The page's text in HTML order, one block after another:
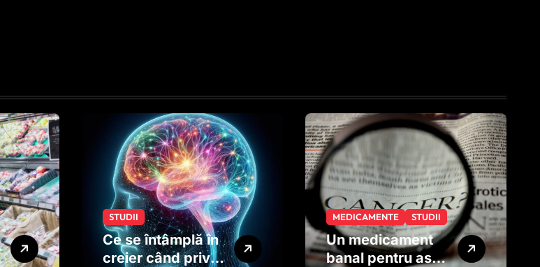
STUDII
Ce se întâmplă în
creier când privim
MEDICAMENTE STUDII
Un medicament
banal pentru astm